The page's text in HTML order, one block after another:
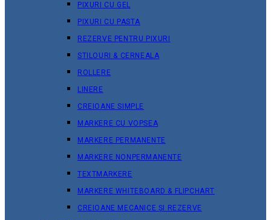
PIXURI CU GEL
PIXURI CU PASTA
REZERVE PENTRU PIXURI
STILOURI & СERNEALA
ROLLERE
LINERE
CREIOANE SIMPLE
MARKERE CU VOPSEA
MARKERE PERMANENTE
MARKERE NONPERMANENTE
TEXTMARKERE
MARKERE WHITEBOARD & FLIPCHART
CREIOANE MECANICE ȘI REZERVE